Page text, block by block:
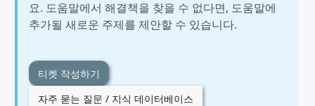
요. 도움말에서 해결책을 찾을 수 없다면, 도움말에
추가될 새로운 주제를 제안할 수 있습니다.
티켓 작성하기
자주 묻는 질문 / 지식 데이터베이스